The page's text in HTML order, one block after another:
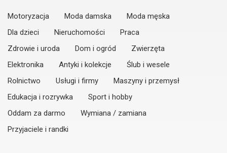
Motoryzacja Moda damska
Moda męska
Dla dzieci
Nieruchomości
Praca
Zdrowie i uroda
Dom i ogród
Zwierzęta
Elektronika
Antyki i kolekcje
Ślub i wesele
Rolnictwo
Usługi i firmy
Maszyny i przemysł
Edukacja i rozrywka
Sport i hobby
Oddam za darmo
Wymiana / zamiana
Przyjaciele i randki